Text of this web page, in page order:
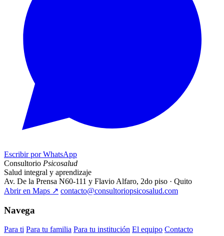
Escribir por WhatsApp
Consultorio Psicosalud
Salud integral y aprendizaje
Av. De la Prensa N60-111 y Flavio Alfaro, 2do piso · Quito
Abrir en Maps ↗ contacto@consultoriopsicosalud.com
Navega
Para ti Para tu familia Para tu institución El equipo Contacto